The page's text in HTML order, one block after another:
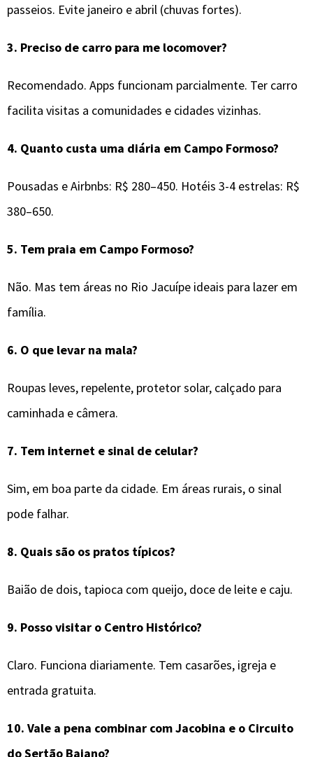
passeios. Evite janeiro e abril (chuvas fortes).
3. Preciso de carro para me locomover?
Recomendado. Apps funcionam parcialmente. Ter carro
facilita visitas a comunidades e cidades vizinhas.
4. Quanto custa uma diária em Campo Formoso?
Pousadas e Airbnbs: R$ 280–450. Hotéis 3-4 estrelas: R$
380–650.
5. Tem praia em Campo Formoso?
Não. Mas tem áreas no Rio Jacuípe ideais para lazer em
família.
6. O que levar na mala?
Roupas leves, repelente, protetor solar, calçado para
caminhada e câmera.
7. Tem internet e sinal de celular?
Sim, em boa parte da cidade. Em áreas rurais, o sinal
pode falhar.
8. Quais são os pratos típicos?
Baião de dois, tapioca com queijo, doce de leite e caju.
9. Posso visitar o Centro Histórico?
Claro. Funciona diariamente. Tem casarões, igreja e
entrada gratuita.
10. Vale a pena combinar com Jacobina e o Circuito
do Sertão Baiano?